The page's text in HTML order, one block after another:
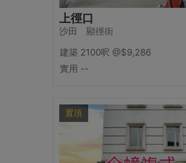
上徑口
沙田 顯徑街
建築 2100呎 @$9,286
實用 --
置頂